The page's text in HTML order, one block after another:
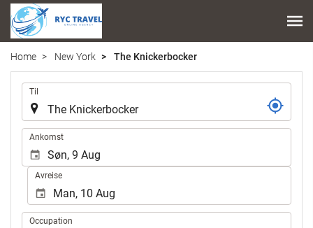
Home New York The Knickerbocker
Til
Ankomst
Avreise
Occupation
Occupation